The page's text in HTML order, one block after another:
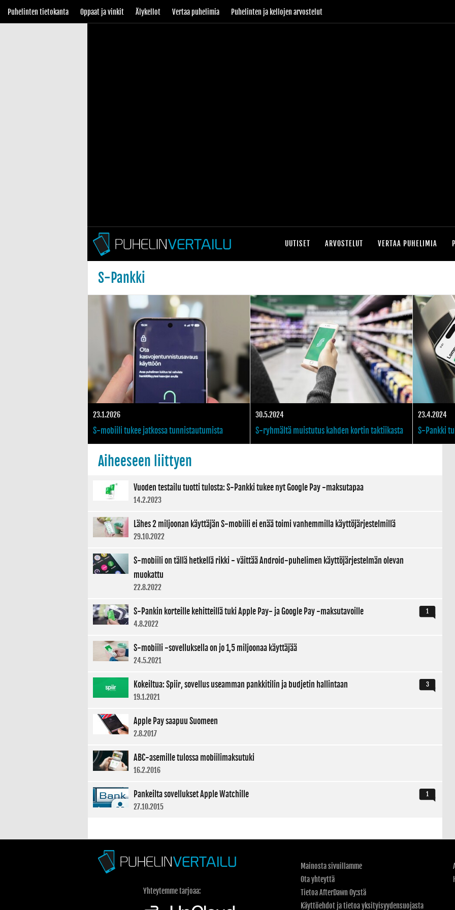
Puhelinten tietokanta Oppaat ja vinkit Älykellot Vertaa puhelimia Puhelinten ja kellojen arvostelut
UUTISET ARVOSTELUT VERTAA PUHELIMIA
S-Pankki
23.1.2026
S-mobiili tukee jatkossa tunnistautumista
kasvojen perusteella Androidilla
30.5.2024
S-ryhmältä muistutus kahden kortin taktiikasta
Bonuksen kerryttämiseen mobiililaitteilla
23.4.2024
S-Pankki
kertyy
Vuoden testailu tuotti tulosta: S-Pankki tukee nyt Google Pay -maksutapaaLähes 2 miljoonan käyttäjän S-mobiili ei enää toimi vanhemmillaS-mobiili on tällä
Aiheeseen liittyen
Vuoden testailu tuotti tulosta: S-Pankki tukee nyt Google Pay -maksutapaa
14.2.2023
Lähes 2 miljoonan käyttäjän S-mobiili ei enää toimi vanhemmilla käyttöjärjestelmillä
29.10.2022
S-mobiili on tällä hetkellä rikki - väittää Android-puhelimen käyttöjärjestelmän olevan
muokattu
22.8.2022
1
S-Pankin korteille kehitteillä tuki Apple Pay- ja Google Pay -maksutavoille
4.8.2022
S-mobiili -sovelluksella on jo 1,5 miljoonaa käyttäjää
24.5.2021
3
Kokeiltua: Spiir, sovellus useamman pankkitilin ja budjetin hallintaan
19.1.2021
Apple Pay saapuu Suomeen
2.8.2017
ABC-asemille tulossa mobiilimaksutuki
16.2.2016
1
Pankeilta sovellukset Apple Watchille
27.10.2015
Yhteytemme tarjoaa:
Mainosta sivuillamme
Ota yhteyttä
Tietoa AfterDawn Oy:stä
Käyttöehdot ja tietoa yksityisyydensuojasta